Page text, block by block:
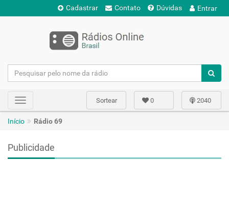
Cadastrar Contato Dúvidas Entrar
Toggle
navigation
2040
0
Sortear
Início Rádio 69
Publicidade